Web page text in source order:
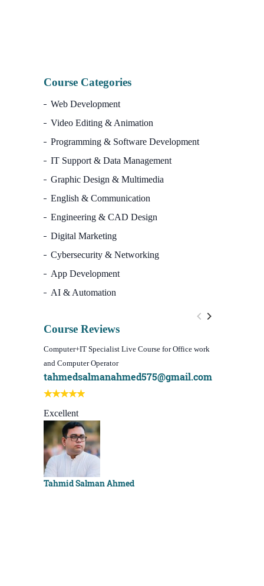
Course Categories
Web Development
Video Editing & Animation
Programming & Software Development
IT Support & Data Management
Graphic Design & Multimedia
English & Communication
Engineering & CAD Design
Digital Marketing
Cybersecurity & Networking
App Development
AI & Automation
Course Reviews
Computer+IT Specialist Live Course for Office work
and Computer Operator
tahmedsalmanahmed575@gmail.com
Excellent
Tahmid Salman Ahmed